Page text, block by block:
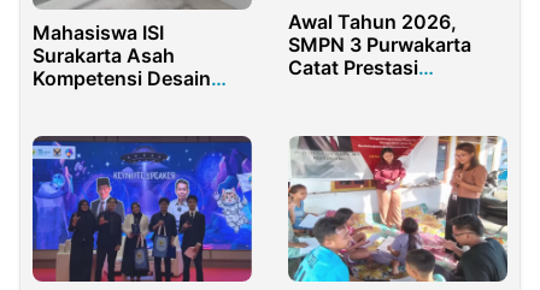
Mahasiswa ISI
Surakarta Asah
Kompetensi Desain
Awal Tahun 2026,
SMPN 3 Purwakarta
Catat Prestasi